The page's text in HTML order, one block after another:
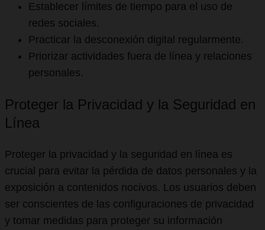
Establecer límites de tiempo para el uso de
redes sociales.
Practicar la desconexión digital regularmente.
Priorizar actividades fuera de línea y relaciones
personales.
Proteger la Privacidad y la Seguridad en
Línea
Proteger la privacidad y la seguridad en línea es
crucial para evitar la pérdida de datos personales y la
exposición a contenidos nocivos. Los usuarios deben
ser conscientes de las configuraciones de privacidad
y tomar medidas para proteger su información